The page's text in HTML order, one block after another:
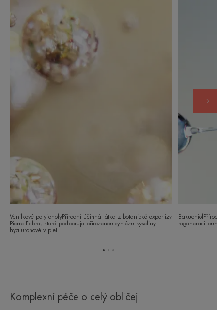
Vanilkové polyfenolyPřírodní účinná látka z botanické expertizy
Pierre Fabre, která podporuje přirozenou syntézu kyseliny
hyaluronové v pleti.
regeneraci
Komplexní péče o celý obličej